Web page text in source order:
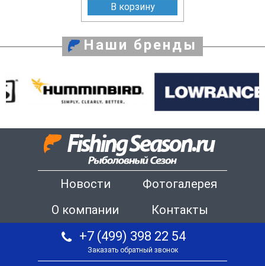
В корзину
Наши бренды
Новости
Фотогалерея
О компании
Контакты
+7 (499) 398 22 54
Заказать обратный звонок